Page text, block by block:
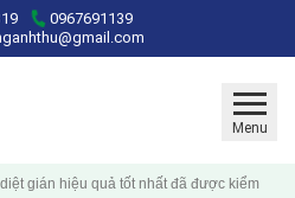
0967691139
Menu
gián hiệu quả tốt nhất đã được kiểm